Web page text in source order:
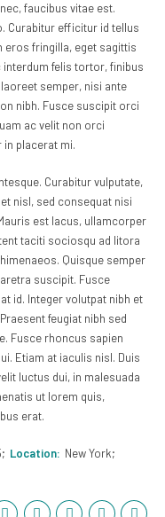
faucibus vitae est.
Curabitur efficitur id tellus
eros fringilla, eget sagittis
interdum felis tortor, finibus
semper, nisi ante
nibh. Fusce suscipit orci
ac velit non orci
placerat mi.
Curabitur vulputate,
nisl, sed consequat nisi
est lacus, ullamcorper
taciti sociosqu ad litora
Quisque semper
suscipit. Fusce
id. Integer volutpat nibh et
feugiat nibh sed
Fusce rhoncus sapien
Etiam at iaculis nisl. Duis
luctus dui, in malesuada
ut lorem quis,
erat.
Location
New York